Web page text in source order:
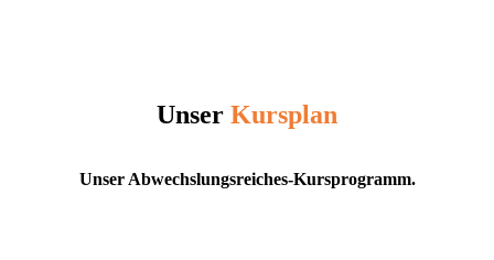
Unser Kursplan
Unser Abwechslungsreiches-Kursprogramm.